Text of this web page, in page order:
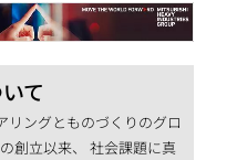
て
リングとものづくりのグロ
創立以来、 社会課題に真